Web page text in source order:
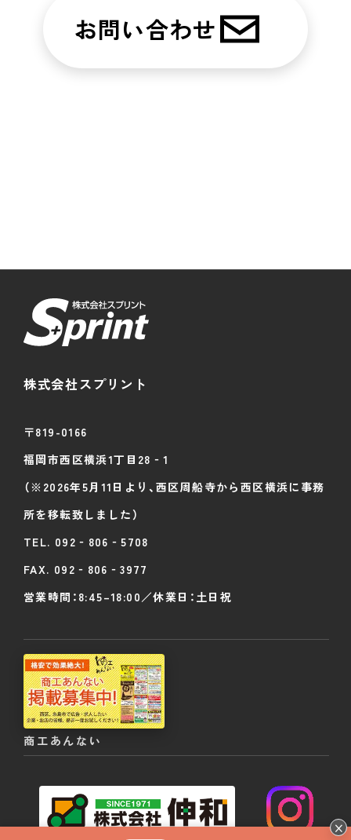
お問い合わせ
株式会社スプリント
〒819-0166
福岡市西区横浜1丁目28‐1
（※2026年5月11日より、西区周船寺から西区横浜に事務
所を移転致しました）
TEL. 092‐806‐5708
FAX. 092‐806‐3977
営業時間：8:45–18:00／休業日：土日祝
商工あんない
×